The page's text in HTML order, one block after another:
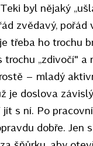
byl nějaký
zvědavý,
třeba ho trochu
trochu „zdivočí"
– mladý
je doslova
s ní. Po
dobře.